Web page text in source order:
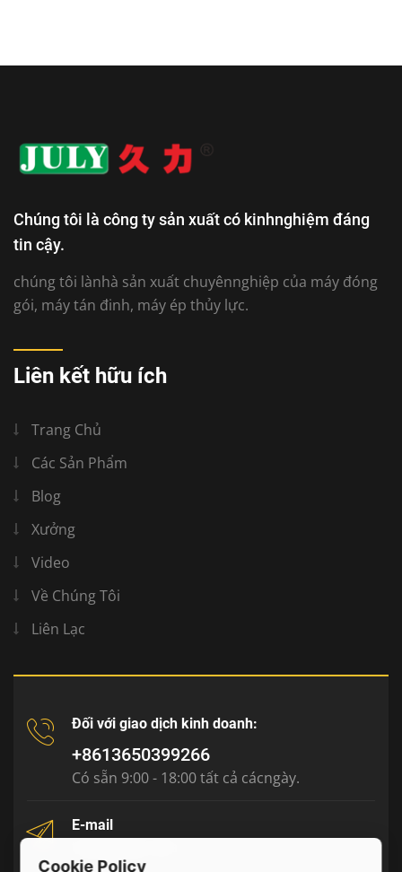
Chúng tôi là công ty sản xuất có kinhnghiệm đáng
tin cậy.
chúng tôi lànhà sản xuất chuyênnghiệp của máy đóng
gói, máy tán đinh, máy ép thủy lực.
Liên kết hữu ích
Trang Chủ
Các Sản Phẩm
Blog
Xưởng
Video
Về Chúng Tôi
Liên Lạc
Đối với giao dịch kinh doanh:
+8613650399266
Có sẵn 9:00 - 18:00 tất cả cácngày.
E-mail
Cookie Policy